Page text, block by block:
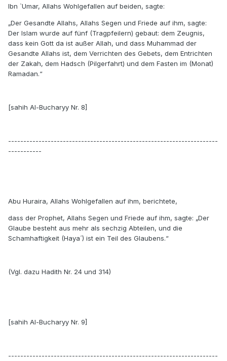
Ibn `Umar, Allahs Wohlgefallen auf beiden, sagte:
„Der Gesandte Allahs, Allahs Segen und Friede auf ihm, sagte:
Der Islam wurde auf fünf (Tragpfeilern) gebaut: dem Zeugnis,
dass kein Gott da ist außer Allah, und dass Muhammad der
Gesandte Allahs ist, dem Verrichten des Gebets, dem Entrichten
der Zakah, dem Hadsch (Pilgerfahrt) und dem Fasten im (Monat)
Ramadan.“
[sahih Al-Bucharyy Nr. 8]
---------------------------------------------------------------------
-----------
Abu Huraira, Allahs Wohlgefallen auf ihm, berichtete,
dass der Prophet, Allahs Segen und Friede auf ihm, sagte: „Der
Glaube besteht aus mehr als sechzig Abteilen, und die
Schamhaftigkeit (Haya´) ist ein Teil des Glaubens.“
(Vgl. dazu Hadith Nr. 24 und 314)
[sahih Al-Bucharyy Nr. 9]
---------------------------------------------------------------------